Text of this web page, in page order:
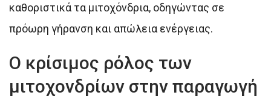
καθοριστικά τα μιτοχόνδρια, οδηγώντας σε
πρόωρη γήρανση και απώλεια ενέργειας.
Ο κρίσιμος ρόλος των
μιτοχονδρίων στην παραγωγή